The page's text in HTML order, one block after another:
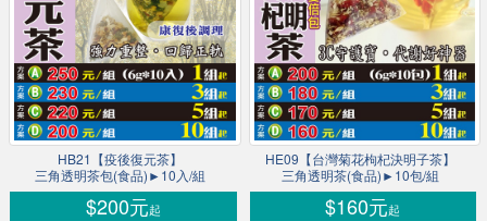
HB21【疫後復元茶】
三角透明茶包(食品)►10入/組
$200元起
HE09【台灣菊花枸杞決明子茶】
三角透明茶(食品)►10包/組
$160元起